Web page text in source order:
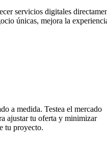
servicios digitales
únicas, mejora la
a medida. Testea el mercado
ajustar tu oferta y minimizar
tu proyecto.